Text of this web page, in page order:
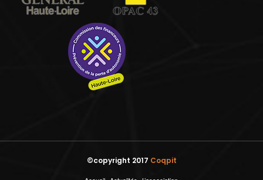
©copyright 2017 Coqpit